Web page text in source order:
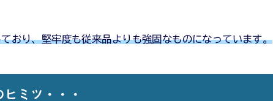
おり、堅牢度も従来品よりも強固なものになっています。
ミツ・・・